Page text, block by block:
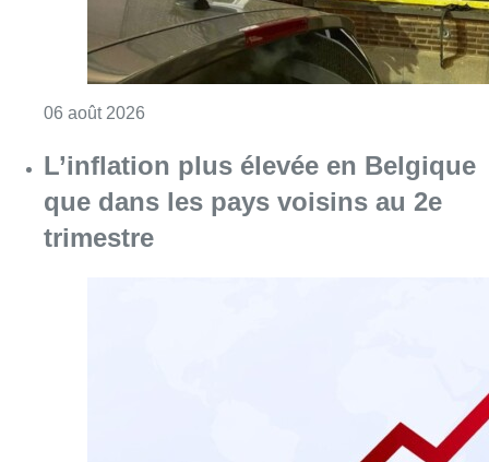
06 août 2026
L’inflation plus élevée en Belgique
que dans les pays voisins au 2e
trimestre